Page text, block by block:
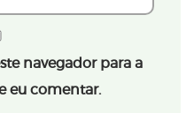
navegador para a
eu comentar.